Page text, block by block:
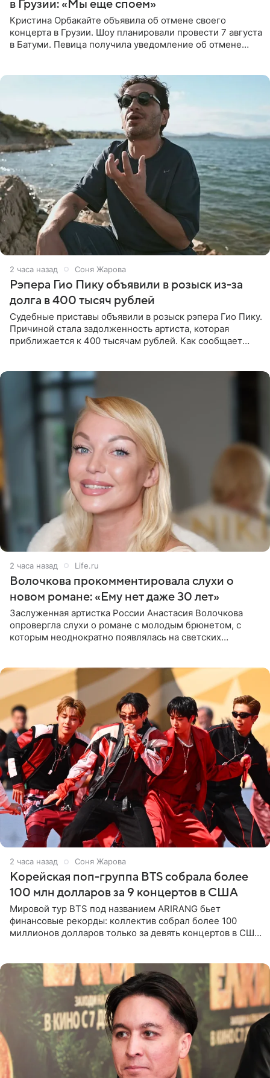
в Грузии: «Мы еще споем»
Кристина Орбакайте объявила об отмене своего
концерта в Грузии. Шоу планировали провести 7 августа
в Батуми. Певица получила уведомление об отмене
2 часа назад Соня Жарова
Рэпера Гио Пику объявили в розыск из-за
долга в 400 тысяч рублей
Судебные приставы объявили в розыск рэпера Гио Пику.
Причиной стала задолженность артиста, которая
приближается к 400 тысячам рублей. Как сообщает
2 часа назад Life.ru
Волочкова прокомментировала слухи о
новом романе: «Ему нет даже 30 лет»
Заслуженная артистка России Анастасия Волочкова
опровергла слухи о романе с молодым брюнетом, с
которым неоднократно появлялась на светских
2 часа назад Соня Жарова
Корейская поп-группа BTS собрала более
100 млн долларов за 9 концертов в США
Мировой тур BTS под названием ARIRANG бьет
финансовые рекорды: коллектив собрал более 100
миллионов долларов только за девять концертов в США.